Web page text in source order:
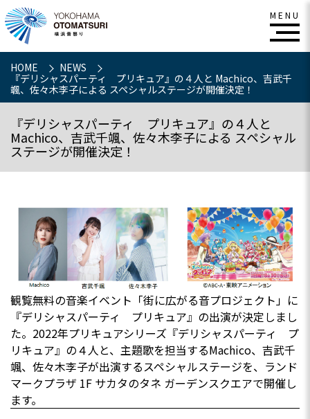
HOME
NEWS
『デリシャスパーティ プリキュア』の４人と Machico、吉武千
颯、佐々木李子による スペシャルステージが開催決定！
『デリシャスパーティ プリキュア』の４人と
Machico、吉武千颯、佐々木李子による スペシャル
ステージが開催決定！
観覧無料の音楽イベント「街に広がる音プロジェクト」に
『デリシャスパーティ プリキュア』の出演が決定しまし
た。2022年プリキュアシリーズ『デリシャスパーティ プ
リキュア』の４人と、主題歌を担当するMachico、吉武千
颯、佐々木李子が出演するスペシャルステージを、ランド
マークプラザ 1F サカタのタネ ガーデンスクエアで開催し
ます。